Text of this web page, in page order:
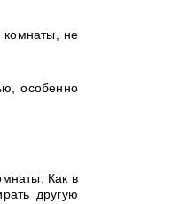
комнаты, не
особенно
Как в
другую